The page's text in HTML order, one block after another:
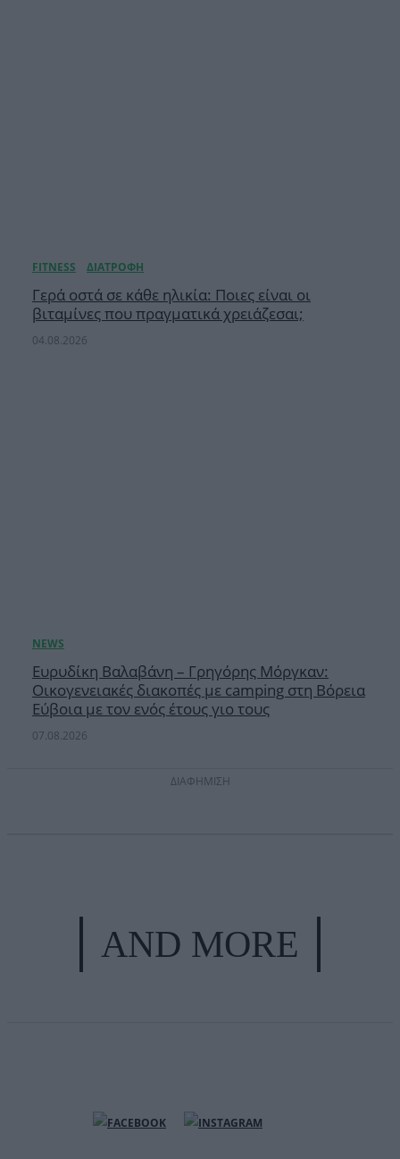
Γερά οστά σε κάθε ηλικία: Ποιες είναι οι
βιταμίνες που πραγματικά χρειάζεσαι;
04.08.2026
Ευρυδίκη Βαλαβάνη – Γρηγόρης Μόργκαν:
Οικογενειακές διακοπές με camping στη Βόρεια
Εύβοια με τον ενός έτους γιο τους
07.08.2026
ΔΙΑΦΗΜΙΣΗ
AND MORE